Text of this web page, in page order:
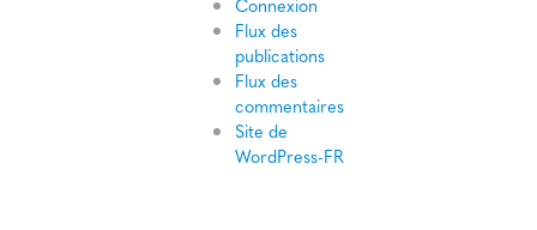
Flux des
publications
Flux des
commentaires
Site de
WordPress-FR